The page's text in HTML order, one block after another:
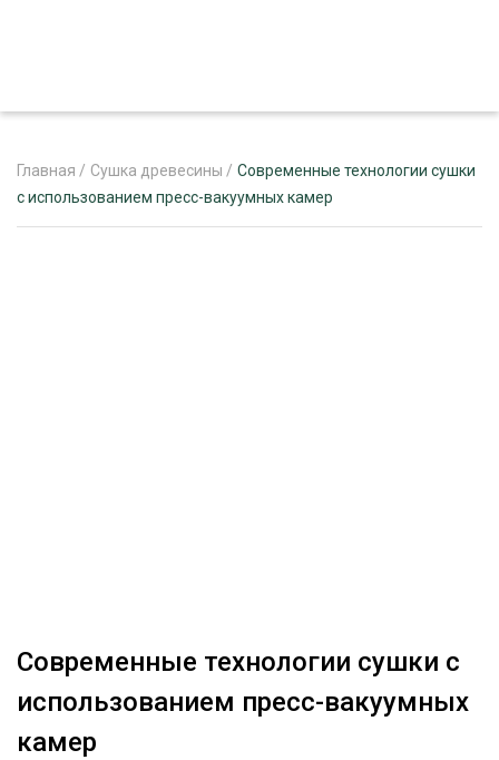
ЛЕСОВОССТАНОВЛЕНИЕ И ЗАЩИТА
ПОДБОРКИ СТАТЕЙ
Главная / Сушка древесины / Современные технологии сушки
с использованием пресс-вакуумных камер
Современные технологии сушки с
использованием пресс-вакуумных
камер